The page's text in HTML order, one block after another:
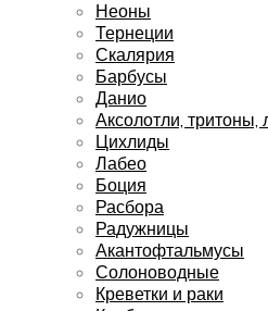
Неоны
Тернеции
Скалярия
Барбусы
Данио
Аксолотли, тритоны,
Цихлиды
Лабео
Боция
Расбора
Радужницы
Акантофтальмусы
Солоноводные
Креветки и раки